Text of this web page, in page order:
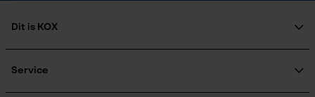
Dit is KOX
Maatschappelijke betrokkenheid
Service